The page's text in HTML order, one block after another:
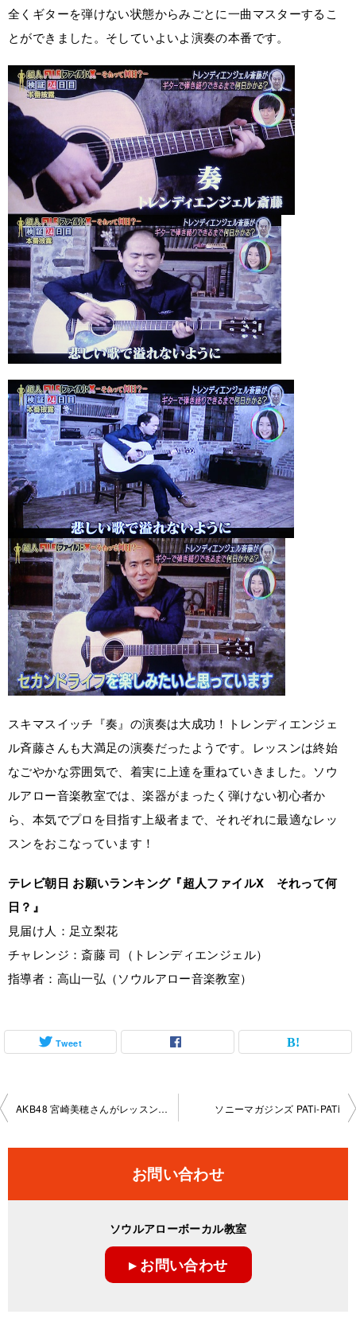
全くギターを弾けない状態からみごとに一曲マスターするこ
とができました。そしていよいよ演奏の本番です。
スキマスイッチ『奏』の演奏は大成功！トレンディエンジェ
ル斉藤さんも大満足の演奏だったようです。レッスンは終始
なごやかな雰囲気で、着実に上達を重ねていきました。ソウ
ルアロー音楽教室では、楽器がまったく弾けない初心者か
ら、本気でプロを目指す上級者まで、それぞれに最適なレッ
スンをおこなっています！
テレビ朝日 お願いランキング『超人ファイルX それって何
日？』
見届け人：足立梨花
チャレンジ：斎藤 司（トレンディエンジェル）
指導者：高山一弘（ソウルアロー音楽教室）
Tweet
投
ビ
AKB48 宮崎美穂さんがレッスン受講 ソニーマガジンズ PATi-PATi
お問い合わせ
ソウルアローボーカル教室
▸ お問い合わせ